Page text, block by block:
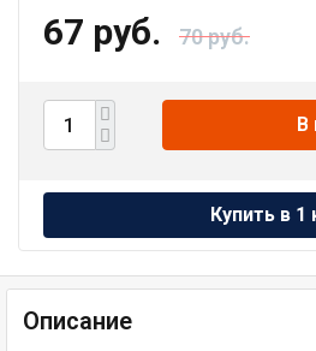
67 руб. 70 руб.
В
Описание